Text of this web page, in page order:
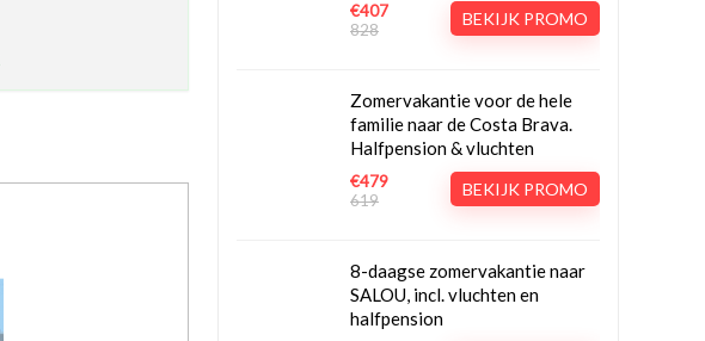
€407
828
BEKIJK PROMO
Zomervakantie voor de hele
familie naar de Costa Brava.
Halfpension & vluchten
€479
619
BEKIJK PROMO
8-daagse zomervakantie naar
SALOU, incl. vluchten en
halfpension